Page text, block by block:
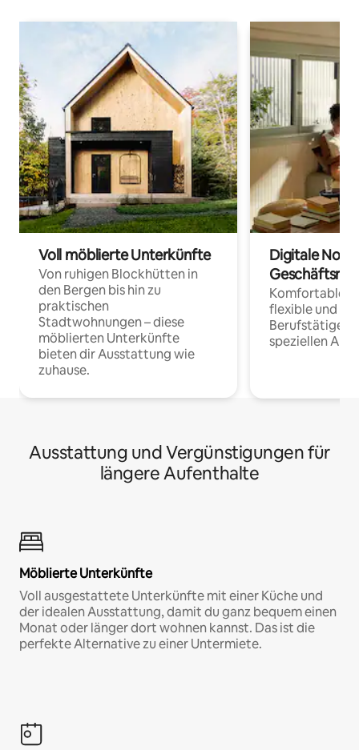
Voll möblierte Unterkünfte
Von ruhigen Blockhütten in
den Bergen bis hin zu
praktischen
Stadtwohnungen – diese
möblierten Unterkünfte
bieten dir Ausstattung wie
zuhause.
Digitale
Komfortable
flexible und
Berufstätige
speziellen
Ausstattung und Vergünstigungen für
längere Aufenthalte
Möblierte Unterkünfte
Voll ausgestattete Unterkünfte mit einer Küche und
der idealen Ausstattung, damit du ganz bequem einen
Monat oder länger dort wohnen kannst. Das ist die
perfekte Alternative zu einer Untermiete.